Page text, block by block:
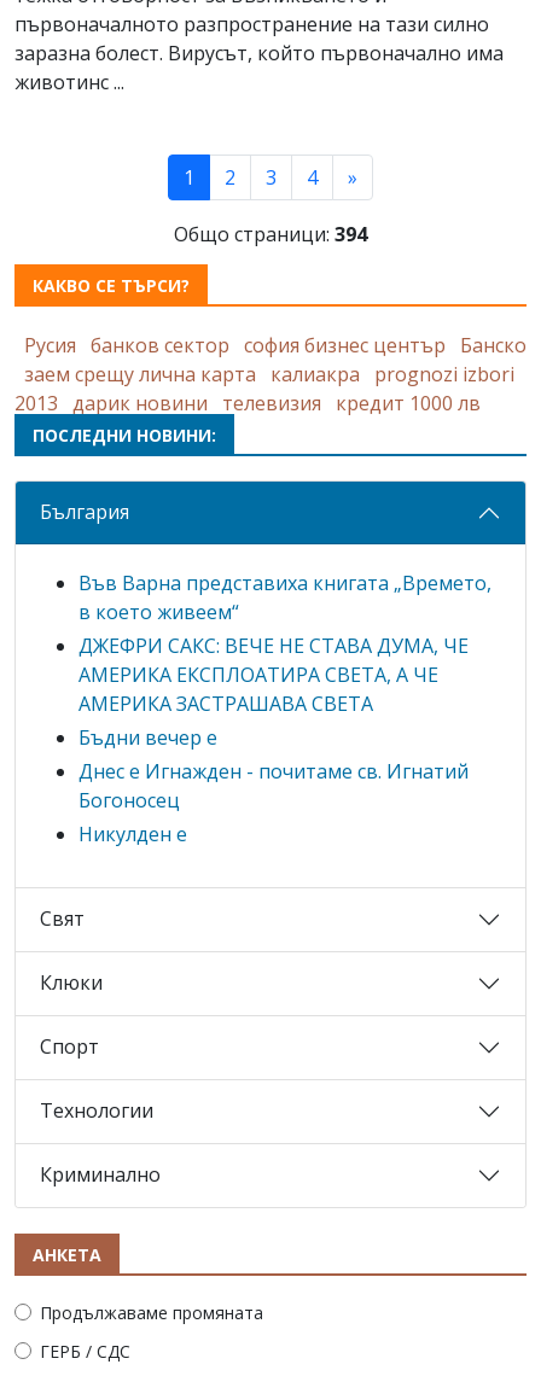
първоначалното разпространение на тази силно
заразна болест. Вирусът, който първоначално има
животинс ...
1 (current)
2 3 4 »
Общо страници: 394
КАКВО СЕ ТЪРСИ?
Русия банков сектор софия бизнес център
Банско
заем срещу лична карта
калиакра
prognozi izbori
2013 дарик новини телевизия кредит 1000 лв
ПОСЛЕДНИ НОВИНИ:
България
Във Варна представиха книгата „Времето,
в което живеем“
ДЖЕФРИ САКС: ВЕЧЕ НЕ СТАВА ДУМА, ЧЕ
АМЕРИКА ЕКСПЛОАТИРА СВЕТА, А ЧЕ
АМЕРИКА ЗАСТРАШАВА СВЕТА
Бъдни вечер е
Днес е Игнажден - почитаме св. Игнатий
Богоносец
Никулден е
Свят
Клюки
Спорт
Технологии
Криминално
АНКЕТА
Продължаваме промяната
ГЕРБ / СДС